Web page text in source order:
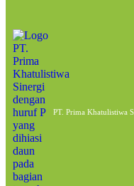
PT. Prima Khatulistiwa
Posts tagged:
Apa Itu Wood
Terbarukan
April 12, 2023
by admin